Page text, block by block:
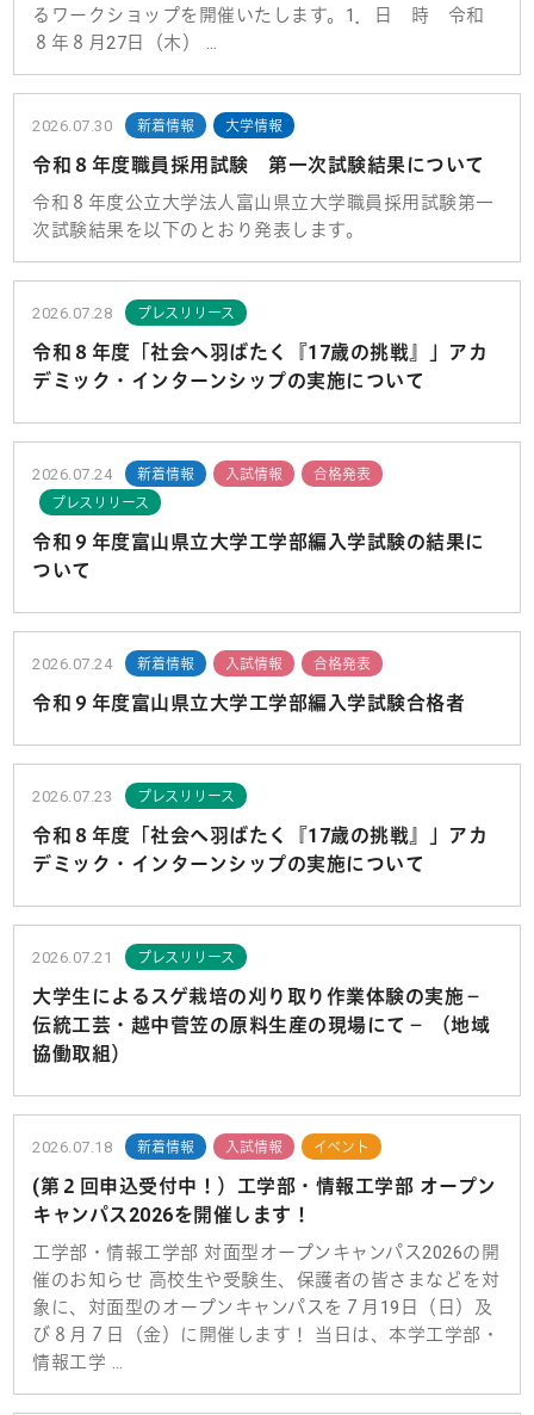
るワークショップを開催いたします。1．日 時 令和
８年８月27日（木） …
2026.07.30 新着情報 大学情報
令和８年度職員採用試験 第一次試験結果について
令和８年度公立大学法人富山県立大学職員採用試験第一
次試験結果を以下のとおり発表します。
2026.07.28 プレスリリース
令和８年度「社会へ羽ばたく『17歳の挑戦』」アカ
デミック・インターンシップの実施について
2026.07.24 新着情報 入試情報
合格発表
プレスリリース
令和９年度富山県立大学工学部編入学試験の結果に
ついて
2026.07.24 新着情報 入試情報 合格発表
令和９年度富山県立大学工学部編入学試験合格者
2026.07.23 プレスリリース
令和８年度「社会へ羽ばたく『17歳の挑戦』」アカ
デミック・インターンシップの実施について
2026.07.21 プレスリリース
大学生によるスゲ栽培の刈り取り作業体験の実施－
伝統工芸・越中菅笠の原料生産の現場にて－ （地域
協働取組）
2026.07.18 新着情報 入試情報 イベント
(第２回申込受付中！）工学部・情報工学部 オープン
キャンパス2026を開催します！
工学部・情報工学部 対面型オープンキャンパス2026の開
催のお知らせ 高校生や受験生、保護者の皆さまなどを対
象に、対面型のオープンキャンパスを７月19日（日）及
び８月７日（金）に開催します！ 当日は、本学工学部・
情報工学 …